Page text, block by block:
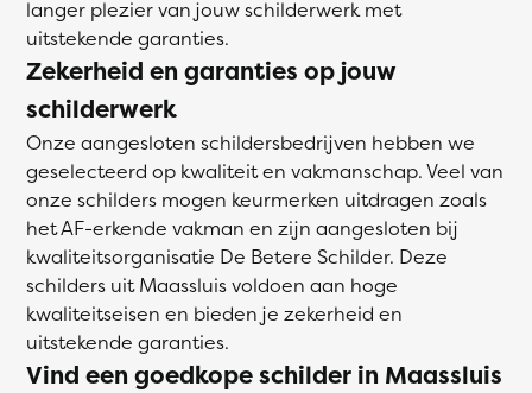
langer plezier van jouw schilderwerk met
uitstekende garanties.
Zekerheid en garanties op jouw
schilderwerk
Onze aangesloten schildersbedrijven hebben we
geselecteerd op kwaliteit en vakmanschap. Veel van
onze schilders mogen keurmerken uitdragen zoals
het AF-erkende vakman en zijn aangesloten bij
kwaliteitsorganisatie De Betere Schilder. Deze
schilders uit Maassluis voldoen aan hoge
kwaliteitseisen en bieden je zekerheid en
uitstekende garanties.
Vind een goedkope schilder in Maassluis